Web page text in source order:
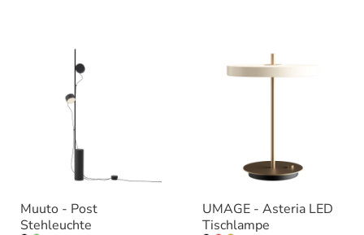
Muuto - Post
Stehleuchte
UMAGE - Asteria LED
Tischlampe